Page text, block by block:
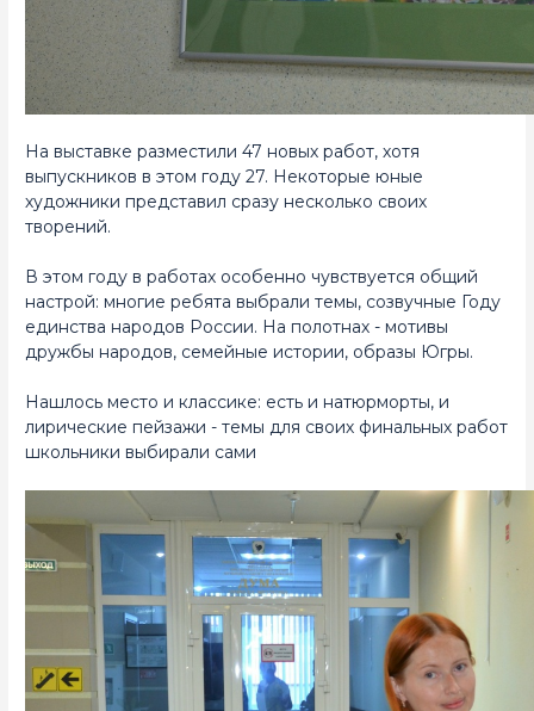
На выставке разместили 47 новых работ, хотя
выпускников в этом году 27. Некоторые юные
художники представил сразу несколько своих
творений.
В этом году в работах особенно чувствуется общий
настрой: многие ребята выбрали темы, созвучные Году
единства народов России. На полотнах - мотивы
дружбы народов, семейные истории, образы Югры.
Нашлось место и классике: есть и натюрморты, и
лирические пейзажи - темы для своих финальных работ
школьники выбирали сами